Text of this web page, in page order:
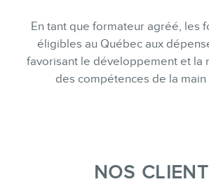
En tant que formateur agréé, les
éligibles au Québec aux
favorisant le développement et la
des compétences de la main
NOS